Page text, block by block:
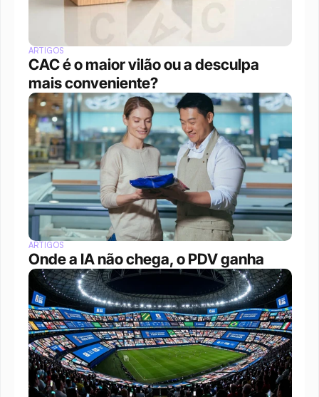
ARTIGOS
CAC é o maior vilão ou a desculpa
mais conveniente?
ARTIGOS
Onde a IA não chega, o PDV ganha